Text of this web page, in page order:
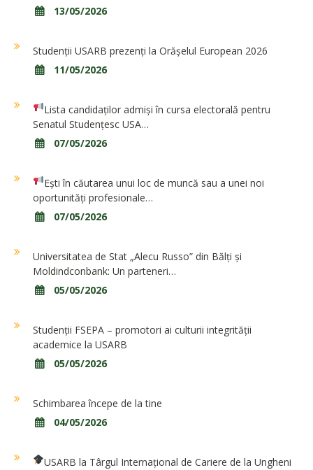
13/05/2026
Studenții USARB prezenți la Orășelul European 2026
11/05/2026
Lista candidaților admiși în cursa electorală pentru
Senatul Studențesc USA…
07/05/2026
Ești în căutarea unui loc de muncă sau a unei noi
oportunități profesionale…
07/05/2026
Universitatea de Stat „Alecu Russo” din Bălți și
Moldindconbank: Un parteneri…
05/05/2026
Studenții FSEPA – promotori ai culturii integrității
academice la USARB
05/05/2026
Schimbarea începe de la tine
04/05/2026
USARB la Târgul Internațional de Cariere de la Ungheni